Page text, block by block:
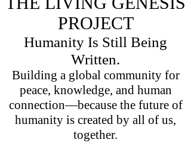
PROJECT
Humanity Is Still Being
Written.
Building a global community for
peace, knowledge, and human
connection—because the future of
humanity is created by all of us,
together.